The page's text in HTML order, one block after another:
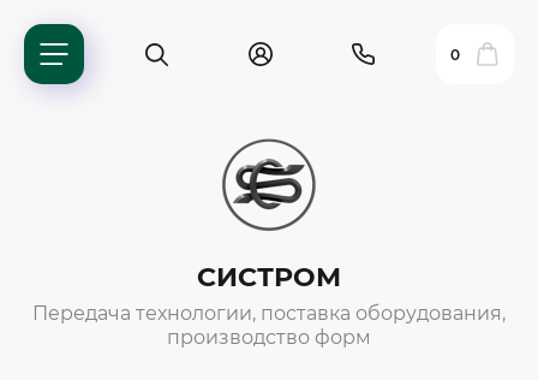
0
СИСТРОМ
Передача технологии, поставка оборудования,
производство форм